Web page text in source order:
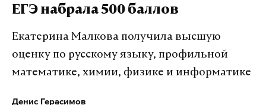
ЕГЭ набрала 500 баллов
Екатерина Малкова получила высшую
оценку по русскому языку, профильной
математике, химии, физике и информатике
Денис Герасимов